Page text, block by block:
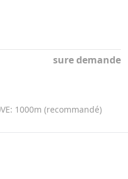
sure demande
VE: 1000m (recommandé)